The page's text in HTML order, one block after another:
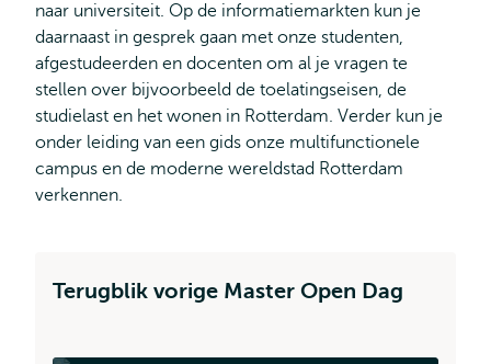
naar universiteit. Op de informatiemarkten kun je
daarnaast in gesprek gaan met onze studenten,
afgestudeerden en docenten om al je vragen te
stellen over bijvoorbeeld de toelatingseisen, de
studielast en het wonen in Rotterdam. Verder kun je
onder leiding van een gids onze multifunctionele
campus en de moderne wereldstad Rotterdam
verkennen.
Terugblik vorige Master Open Dag